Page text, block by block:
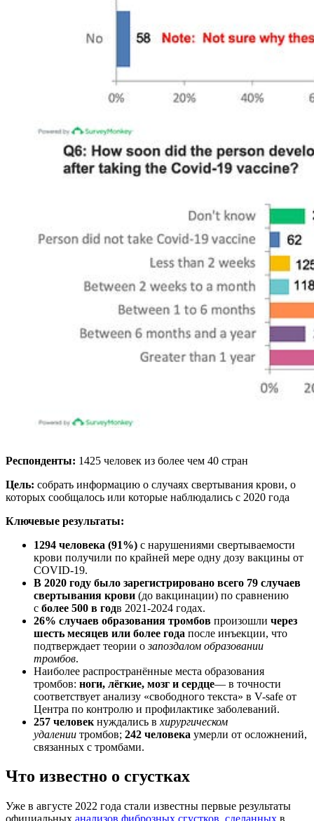
Респонденты: 1425 человек из более чем 40 стран
Цель: собрать информацию о случаях свертывания крови, о
которых сообщалось или которые наблюдались с 2020 года
Ключевые результаты:
1294 человека (91%) с нарушениями свертываемости
крови получили по крайней мере одну дозу вакцины от
COVID-19.
В 2020 году было зарегистрировано всего 79 случаев
свертывания крови (до вакцинации) по сравнению
с более 500 в годв 2021-2024 годах.
26% случаев образования тромбов произошли через
шесть месяцев или более года после инъекции, что
подтверждает теории озапоздалом образовании
тромбов.
Наиболее распространённые места образования
тромбов: ноги, лёгкие, мозг и сердце— в точности
соответствует анализу «свободного текста» в V-safe от
Центра по контролю и профилактике заболеваний.
257 человек нуждались в хирургическом
удалении тромбов; 242 человека умерли от осложнений,
связанных с тромбами.
Что известно о сгустках
Уже в августе 2022 года стали известны первые результаты